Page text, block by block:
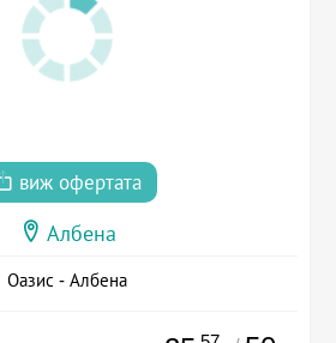
виж офертата
Албена
Оазис - Албена